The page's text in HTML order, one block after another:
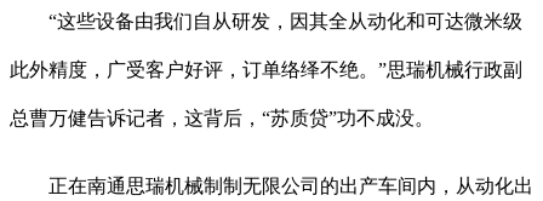
“这些设备由我们自从研发，因其全从动化和可达微米级
此外精度，广受客户好评，订单络绎不绝。”思瑞机械行政副
总曹万健告诉记者，这背后，“苏质贷”功不成没。
正在南通思瑞机械制制无限公司的出产车间内，从动化出